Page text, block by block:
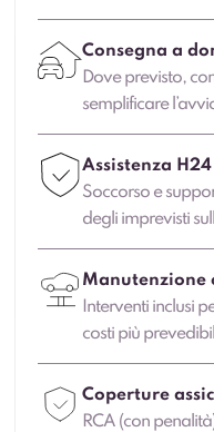
Consegna a
Dove previsto,
semplificare
Assistenza
Soccorso e
degli imprevisti
Interventi inclusi
costi più
Coperture
RCA (con